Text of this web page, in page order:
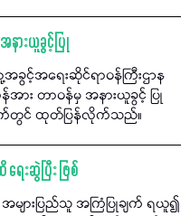
နားယူခွင့်ပြု
ခွင့်အရေးဆိုင်ရာဝန်ကြီးဌာန
အား တာဝန်မှ အနားယူခွင့် ပြု
ရက်တွင် ထုတ်ပြန်လိုက်သည်။
ေးဆွဲပြီး ဖြစ်
များပြည်သူ အကြံပြုချက် ရယူ၍